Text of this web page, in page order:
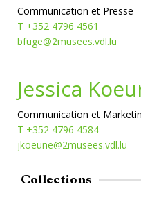
Communication et Presse
T +352 4796 4561
bfuge@2musees.vdl.lu
Jessica
Communication et
T +352 4796 4584
jkoeune@2musees.vdl.lu
Collections